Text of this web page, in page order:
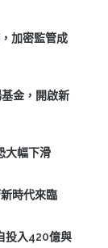
加密監管成
金，開啟新
大幅下滑
時代來臨
投入420億與